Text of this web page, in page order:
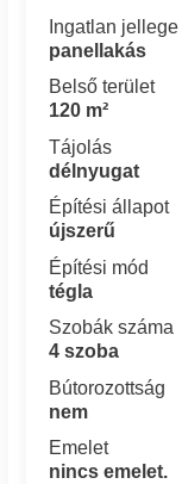
Ingatlan jellege
panellakás
Belső terület
120 m²
Tájolás
délnyugat
Építési állapot
újszerű
Építési mód
tégla
Szobák száma
4 szoba
Bútorozottság
nem
Emelet
nincs emelet.